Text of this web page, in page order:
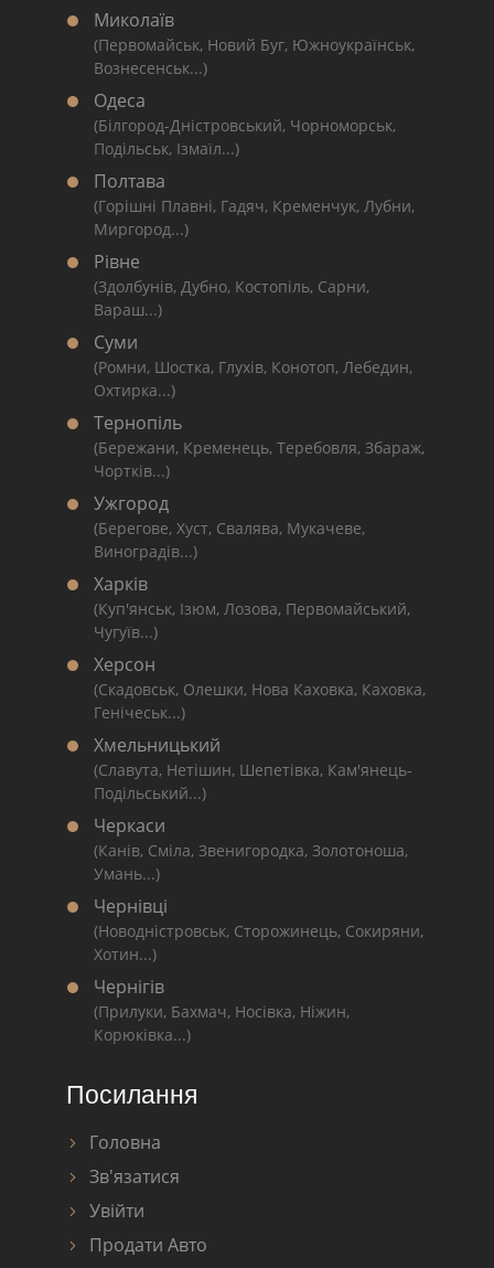
Миколаїв
(Первомайськ, Новий Буг, Южноукраїнськ,
Вознесенськ...)
Одеса
(Білгород-Дністровський, Чорноморськ,
Подільськ, Ізмаїл...)
Полтава
(Горішні Плавні, Гадяч, Кременчук, Лубни,
Миргород...)
Рівне
(Здолбунів, Дубно, Костопіль, Сарни,
Вараш...)
Суми
(Ромни, Шостка, Глухів, Конотоп, Лебедин,
Охтирка...)
Тернопіль
(Бережани, Кременець, Теребовля, Збараж,
Чортків...)
Ужгород
(Берегове, Хуст, Свалява, Мукачеве,
Виноградів...)
Харків
(Куп'янськ, Ізюм, Лозова, Первомайський,
Чугуїв...)
Херсон
(Скадовськ, Олешки, Нова Каховка, Каховка,
Генічеськ...)
Хмельницький
(Славута, Нетішин, Шепетівка, Кам'янець-
Подільський...)
Черкаси
(Канів, Сміла, Звенигородка, Золотоноша,
Умань...)
Чернівці
(Новодністровськ, Сторожинець, Сокиряни,
Хотин...)
Чернігів
(Прилуки, Бахмач, Носівка, Ніжин,
Корюківка...)
Посилання
Головна
Зв'язатися
Увійти
Продати Авто